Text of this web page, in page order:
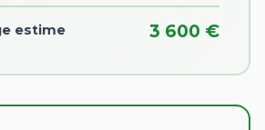
estime 3 600 €